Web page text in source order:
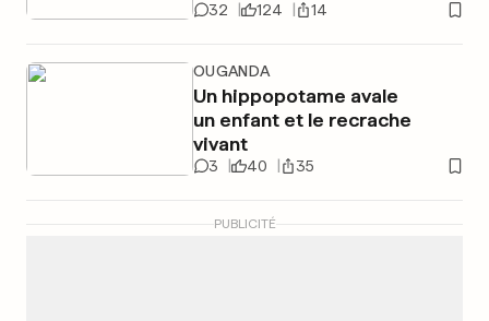
32 124 14
OUGANDA
Un hippopotame avale
un enfant et le recrache
vivant
3 40 35
PUBLICITÉ